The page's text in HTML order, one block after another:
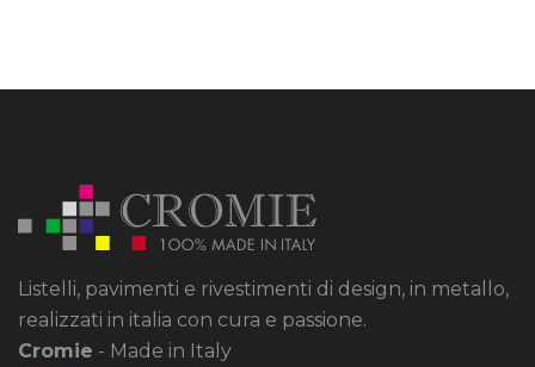
Listelli, pavimenti e rivestimenti di design, in metallo,
realizzati in italia con cura e passione.
Cromie - Made in Italy